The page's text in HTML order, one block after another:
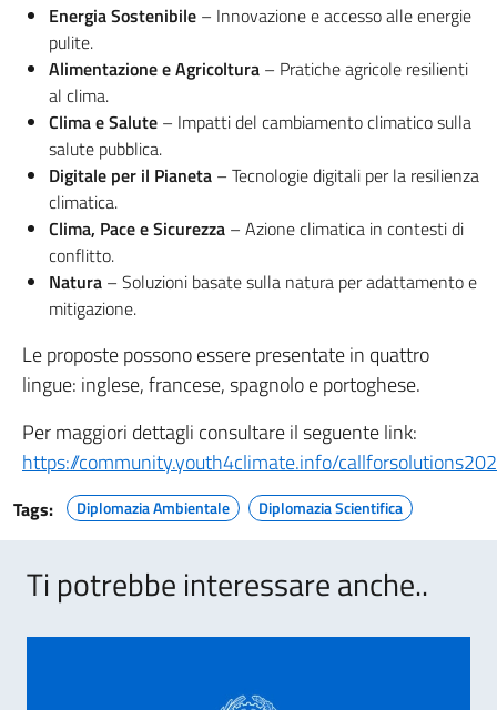
Energia Sostenibile – Innovazione e accesso alle energie
pulite.
Alimentazione e Agricoltura – Pratiche agricole resilienti
al clima.
Clima e Salute – Impatti del cambiamento climatico sulla
salute pubblica.
Digitale per il Pianeta – Tecnologie digitali per la resilienza
climatica.
Clima, Pace e Sicurezza – Azione climatica in contesti di
conflitto.
Natura – Soluzioni basate sulla natura per adattamento e
mitigazione.
Le proposte possono essere presentate in quattro
lingue: inglese, francese, spagnolo e portoghese.
Per maggiori dettagli consultare il seguente link:
https://community.youth4climate.info/
Tags: Diplomazia Ambientale Diplomazia Scientifica
Ti potrebbe interessare anche..